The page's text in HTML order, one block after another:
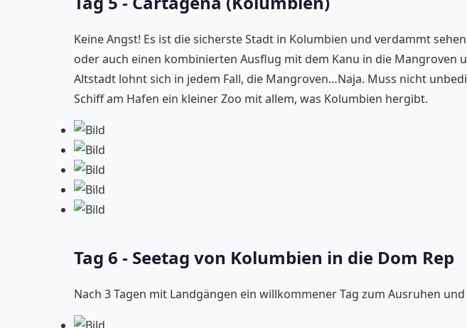
Keine Angst! Es ist die sicherste Stadt in Kolumbien und verdammt
oder auch einen kombinierten Ausflug mit dem Kanu in die Mangroven
Altstadt lohnt sich in jedem Fall, die Mangroven…Naja. Muss nicht
Schiff am Hafen ein kleiner Zoo mit allem, was Kolumbien hergibt.
Tag 6 - Seetag von Kolumbien in die Dom Rep
Nach 3 Tagen mit Landgängen ein willkommener Tag zum Ausruhen